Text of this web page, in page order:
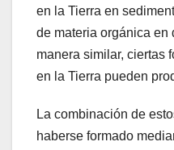
en la Tierra en
de materia orgánica en
manera similar, ciertas
en la Tierra pueden
La combinación de
haberse formado